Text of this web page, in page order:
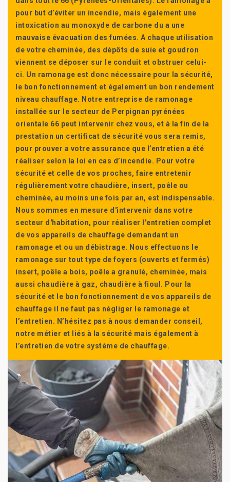
pour but d’éviter un incendie, mais également une
intoxication au monoxyde de carbone du a une
mauvaise évacuation des fumées. A chaque utilisation
de votre cheminée, des dépôts de suie et goudron
viennent se déposer sur le conduit et obstruer celui-
ci. Un ramonage est donc nécessaire pour la sécurité,
le bon fonctionnement et également un bon rendement
niveau chauffage. Notre entreprise de ramonage
installée sur le secteur de Perpignan pyrénées
orientale 66 peut intervenir chez vous, et à la fin de la
prestation un certificat de sécurité vous sera remis,
pour prouver a votre assurance que l’entretien a été
réaliser selon la loi en cas d’incendie. Pour votre
sécurité et celle de vos proches, faire entretenir
régulièrement votre chaudière, insert, poêle ou
cheminée, au moins une fois par an, est indispensable.
Nous sommes en mesure d'intervenir dans votre
secteur d'habitation, pour réaliser l'entretien complet
de vos appareils de chauffage demandant un
ramonage et ou un débistrage. Nous effectuons le
ramonage sur tout type de foyers (ouverts et fermés)
insert, poêle a bois, poêle a granulé, cheminée, mais
aussi chaudière à gaz, chaudière à fioul. Pour la
sécurité et le bon fonctionnement de vos appareils de
chauffage il ne faut pas négliger le ramonage et
l’entretien. N’hésitez pas à nous demander conseil,
notre métier et liés à la sécurité mais également à
l’entretien de votre système de chauffage.